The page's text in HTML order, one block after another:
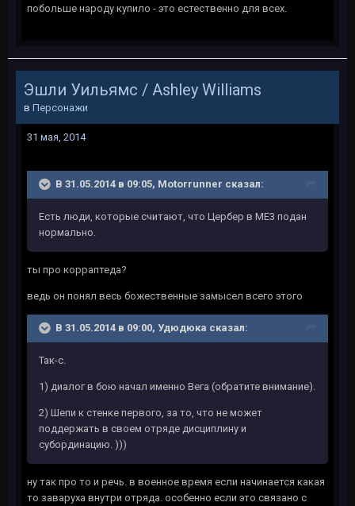
побольше народу купило - это естественно для всех.
Эшли Уильямс / Ashley Williams
в Персонажи
31 мая, 2014
В 31.05.2014 в 09:05, Motorrunner сказал:
Есть люди, которые считают, что Цербер в МЕ3 подан
нормально.
ты про корраптеда?
ведь он понял весь божественные замысел всего этого
В 31.05.2014 в 09:00, Удюдюка сказал:
Так-с.
1) диалог в бою начал именно Вега (обратите внимание).
2) Шепи к стенке первого, за то, что не может
поддержать в своем отряде дисциплину и
субординацию. )))
ну так про то и речь. в военное время если начинается какая
то заваруха внутри отряда. особенно если это связано с